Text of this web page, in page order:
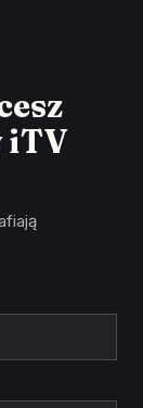
iTV